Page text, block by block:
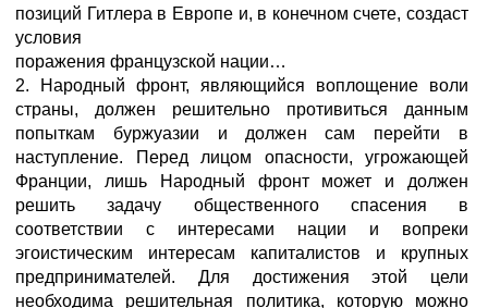
позиций Гитлера в Европе и, в конечном счете, создаст
условия
поражения французской нации…
2. Народный фронт, являющийся воплощение воли
страны, должен решительно противиться данным
попыткам буржуазии и должен сам перейти в
наступление. Перед лицом опасности, угрожающей
Франции, лишь Народный фронт может и должен
решить задачу общественного спасения в
соответствии с интересами нации и вопреки
эгоистическим интересам капиталистов и крупных
предпринимателей. Для достижения этой цели
необходима решительная политика, которую можно